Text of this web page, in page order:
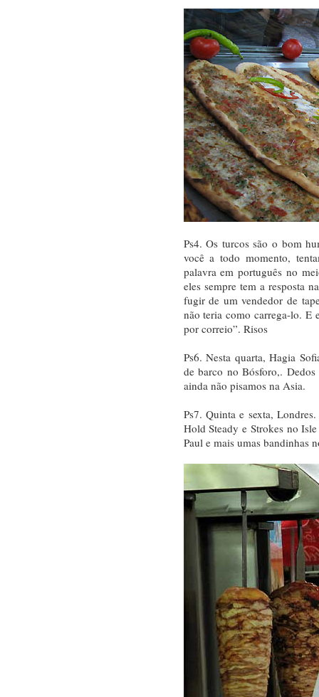
Ps4. Os turcos são o bom
você a todo momento,
palavra em português no
eles sempre tem a resposta
fugir de um vendedor de
não teria como carrega-lo. E
por correio”. Risos
Ps6. Nesta quarta, Hagia
de barco no Bósforo,.
ainda não pisamos na Asia.
Ps7. Quinta e sexta,
Hold Steady e Strokes no
Paul e mais umas bandinhas